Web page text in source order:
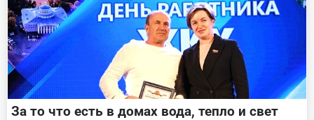
За то что есть в домах вода, тепло и свет